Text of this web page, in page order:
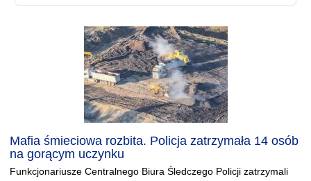
Mafia śmieciowa rozbita. Policja zatrzymała 14 osób
na gorącym uczynku
Funkcjonariusze Centralnego Biura Śledczego Policji zatrzymali